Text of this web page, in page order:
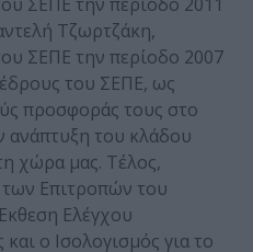
Τζωρτζάκη,
ΣΕΠΕ την περίοδο 2007
του ΣΕΠΕ, ως
προσφοράς τους στο
ανάπτυξη του κλάδου
χώρα μας. Τέλος,
Επιτροπών του
Ελέγχου
ο Ισολογισμός για το